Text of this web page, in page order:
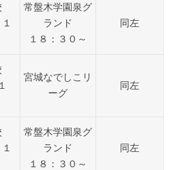
常盤木学園泉グ
ランド
１８：３０～
同左
宮城なでしこリ
ーグ
同左
常盤木学園泉グ
ランド
１８：３０～
同左